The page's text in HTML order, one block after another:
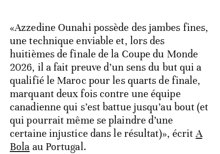
«Azzedine Ounahi possède des jambes fines,
une technique enviable et, lors des
huitièmes de finale de la Coupe du Monde
2026, il a fait preuve d’un sens du but qui a
qualifié le Maroc pour les quarts de finale,
marquant deux fois contre une équipe
canadienne qui s’est battue jusqu’au bout (et
qui pourrait même se plaindre d’une
certaine injustice dans le résultat)», écritA
Bola au Portugal.